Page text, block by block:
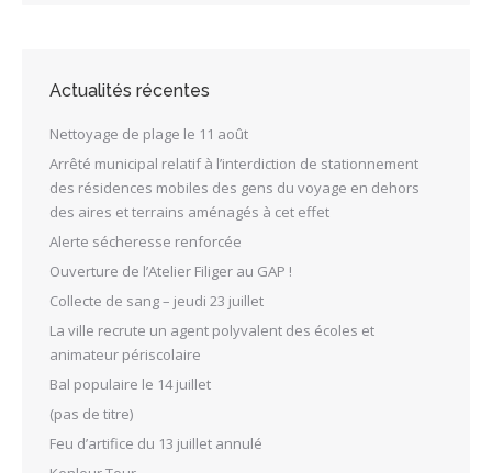
Actualités récentes
Nettoyage de plage le 11 août
Arrêté municipal relatif à l’interdiction de stationnement
des résidences mobiles des gens du voyage en dehors
des aires et terrains aménagés à cet effet
Alerte sécheresse renforcée
Ouverture de l’Atelier Filiger au GAP !
Collecte de sang – jeudi 23 juillet
La ville recrute un agent polyvalent des écoles et
animateur périscolaire
Bal populaire le 14 juillet
(pas de titre)
Feu d’artifice du 13 juillet annulé